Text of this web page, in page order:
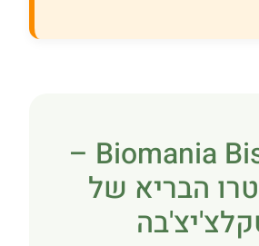
🍃 Biomania Bistro –
הבריא של